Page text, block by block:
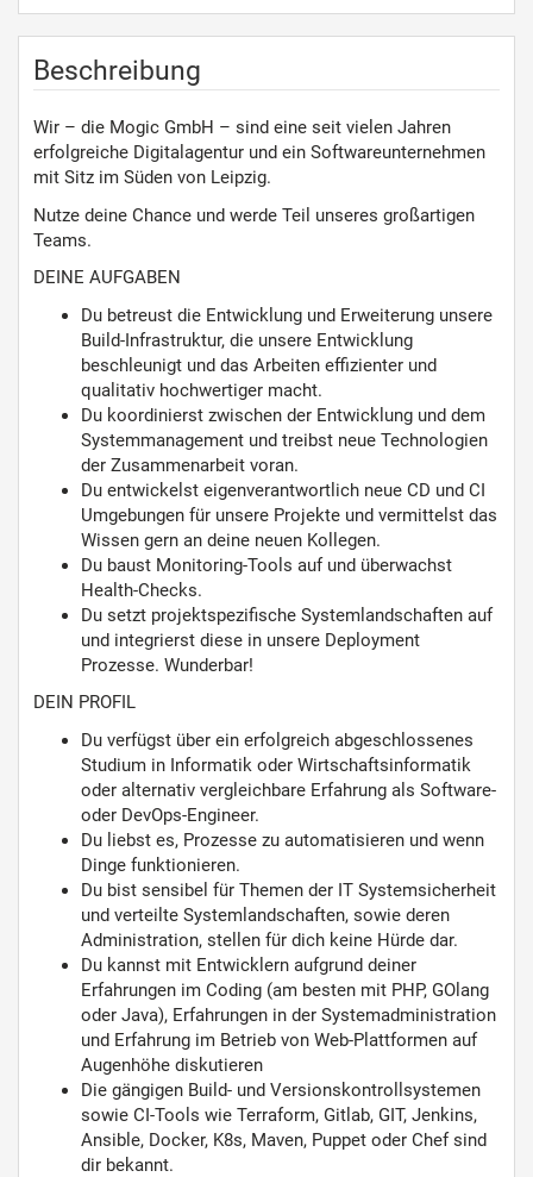
Beschreibung
Wir – die Mogic GmbH – sind eine seit vielen Jahren
erfolgreiche Digitalagentur und ein Softwareunternehmen
mit Sitz im Süden von Leipzig.
Nutze deine Chance und werde Teil unseres großartigen
Teams.
DEINE AUFGABEN
Du betreust die Entwicklung und Erweiterung unsere
Build-Infrastruktur, die unsere Entwicklung
beschleunigt und das Arbeiten effizienter und
qualitativ hochwertiger macht.
Du koordinierst zwischen der Entwicklung und dem
Systemmanagement und treibst neue Technologien
der Zusammenarbeit voran.
Du entwickelst eigenverantwortlich neue CD und CI
Umgebungen für unsere Projekte und vermittelst das
Wissen gern an deine neuen Kollegen.
Du baust Monitoring-Tools auf und überwachst
Health-Checks.
Du setzt projektspezifische Systemlandschaften auf
und integrierst diese in unsere Deployment
Prozesse. Wunderbar!
DEIN PROFIL
Du verfügst über ein erfolgreich abgeschlossenes
Studium in Informatik oder Wirtschaftsinformatik
oder alternativ vergleichbare Erfahrung als Software-
oder DevOps-Engineer.
Du liebst es, Prozesse zu automatisieren und wenn
Dinge funktionieren.
Du bist sensibel für Themen der IT Systemsicherheit
und verteilte Systemlandschaften, sowie deren
Administration, stellen für dich keine Hürde dar.
Du kannst mit Entwicklern aufgrund deiner
Erfahrungen im Coding (am besten mit PHP, GOlang
oder Java), Erfahrungen in der Systemadministration
und Erfahrung im Betrieb von Web-Plattformen auf
Augenhöhe diskutieren
Die gängigen Build- und Versionskontrollsystemen
sowie CI-Tools wie Terraform, Gitlab, GIT, Jenkins,
Ansible, Docker, K8s, Maven, Puppet oder Chef sind
dir bekannt.